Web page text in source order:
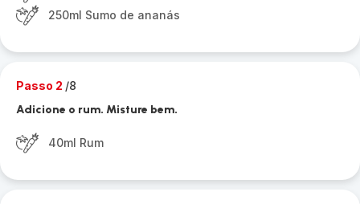
250ml Sumo de ananás
Passo 2 /8
Adicione o rum. Misture bem.
40ml Rum